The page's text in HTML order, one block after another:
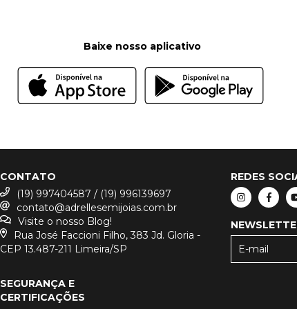
Baixe nosso aplicativo
CONTATO
(19) 997404587 / (19) 996139697
contato@adrellesemijoias.com.br
Visite o nosso Blog!
Rua José Faccioni Filho, 383 Jd. Gloria -
CEP 13.487-211 Limeira/SP
REDES
SEGURANÇA E
CERTIFICAÇÕES